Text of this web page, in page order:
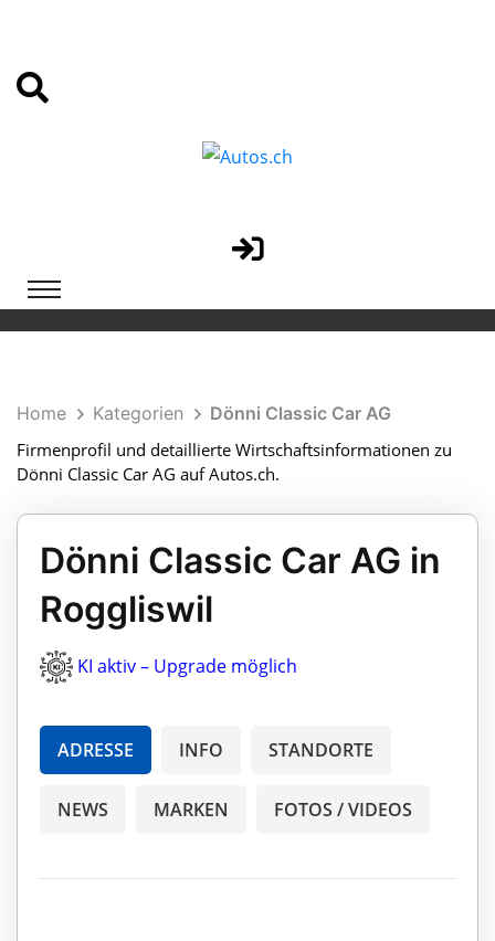
Home Kategorien
Dönni Classic Car AG
Firmenprofil und detaillierte Wirtschaftsinformationen zu
Dönni Classic Car AG auf Autos.ch.
Dönni Classic Car AG in
Roggliswil
KI aktiv – Upgrade möglich
ADRESSE INFO STANDORTE
NEWS MARKEN FOTOS / VIDEOS